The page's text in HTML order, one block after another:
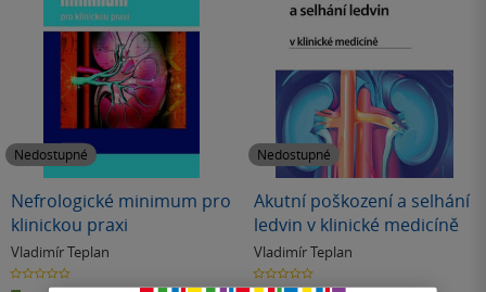
Nedostupné
Nefrologické minimum pro
klinickou praxi
Vladimír Teplan
0.0
z
Nedostupné
Akutní poškození a selhání
ledvin v klinické medicíně
Vladimír Teplan
0.0
z